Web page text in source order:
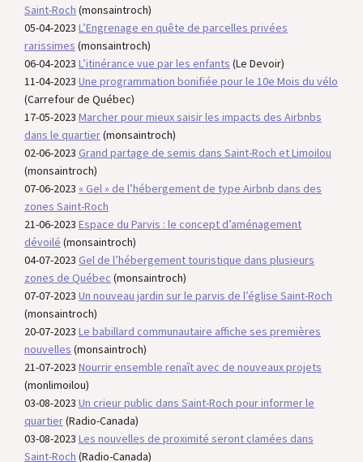
Saint-Roch (monsaintroch)
05-04-2023 L’Engrenage en quête de parcelles privées
rarissimes (monsaintroch)
06-04-2023 L’itinérance vue par les enfants (Le Devoir)
11-04-2023 Une programmation bonifiée pour le 10e Mois du vélo
(Carrefour de Québec)
17-05-2023 Marcher pour mieux saisir les impacts des Airbnbs
dans le quartier(monsaintroch)
02-06-2023 Grand partage de semis dans Saint-Roch et Limoilou
(monsaintroch)
07-06-2023 « Gel » de l’hébergement de type Airbnb dans des
zones Saint-Roch
21-06-2023 Espace du Parvis : le concept d’aménagement
dévoilé (monsaintroch)
04-07-2023 Gel de l’hébergement touristique dans plusieurs
zones de Québec (monsaintroch)
07-07-2023 Un nouveau jardin sur le parvis de l’église Saint-Roch
(monsaintroch)
20-07-2023 Le babillard communautaire affiche ses premières
nouvelles (monsaintroch)
21-07-2023 Nourrir ensemble renaît avec de nouveaux projets
(monlimoilou)
03-08-2023 Un crieur public dans Saint-Roch pour informer le
quartier(Radio-Canada)
03-08-2023 Les nouvelles de proximité seront clamées dans
Saint-Roch (Radio-Canada)